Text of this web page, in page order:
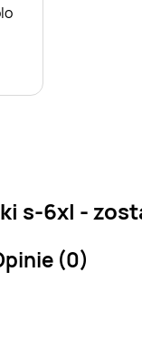
s-6xl -
(0)